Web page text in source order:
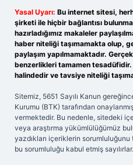
Yasal Uyarı: Bu internet sitesi,
şirketi ile hiçbir bağlantısı
hazırladığımız makaleler
haber niteliği taşımamakta olup,
paylaşım yapılmamaktadır.
benzerlikleri tamamen
halindedir ve tavsiye niteliği
Sitemiz, 5651 Sayılı Kanun
Kurumu (BTK) tarafından
vermektedir. Bu nedenle, sitedeki
veya araştırma yükümlülüğümüz
yazdıkları içeriklerin
bu sorumluluğu kabul etmiş sayılırlar.